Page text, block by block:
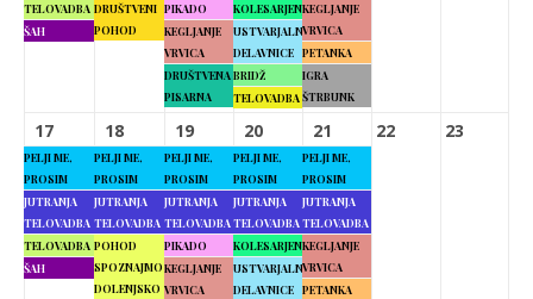
TELOVADBA
ŠAH
DRUŠTVENI
POHOD
PIKADO
KEGLJANJE
VRVICA
DRUŠTVENA
PISARNA
KOLESARJENJE
USTVARJALNE
DELAVNICE
BRIDŽ
TELOVADBA
KEGLJANJE
VRVICA
PETANKA
IGRA
ŠTRBUNK
17
PELJI ME,
PROSIM
JUTRANJA
TELOVADBA
TELOVADBA
ŠAH
18
PELJI ME,
PROSIM
JUTRANJA
TELOVADBA
POHOD
SPOZNAJMO
DOLENJSKO
19
PELJI ME,
PROSIM
JUTRANJA
TELOVADBA
PIKADO
KEGLJANJE
VRVICA
20
PELJI ME,
PROSIM
JUTRANJA
TELOVADBA
KOLESARJENJE
USTVARJALNE
DELAVNICE
21
PELJI ME,
PROSIM
JUTRANJA
TELOVADBA
KEGLJANJE
VRVICA
PETANKA
22 23